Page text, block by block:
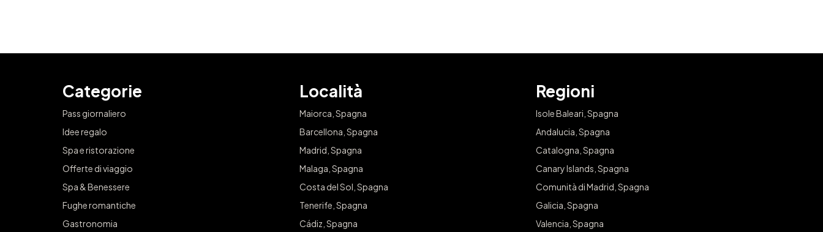
Categorie
Pass giornaliero
Idee regalo
Spa e ristorazione
Offerte di viaggio
Spa & Benessere
Fughe romantiche
Gastronomia
Località
Maiorca, Spagna
Barcellona, Spagna
Madrid, Spagna
Malaga, Spagna
Costa del Sol, Spagna
Tenerife, Spagna
Cádiz, Spagna
Regioni
Isole Baleari, Spagna
Andalucia, Spagna
Catalogna, Spagna
Canary Islands, Spagna
Comunità di Madrid, Spagna
Galicia, Spagna
Valencia, Spagna